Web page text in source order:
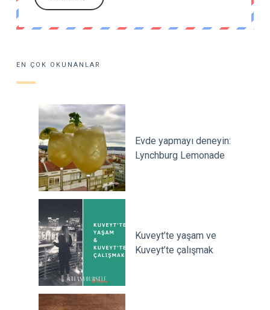
EN ÇOK OKUNANLAR
Evde yapmayı deneyin:
Lynchburg Lemonade
Kuveyt’te yaşam ve
Kuveyt’te çalışmak